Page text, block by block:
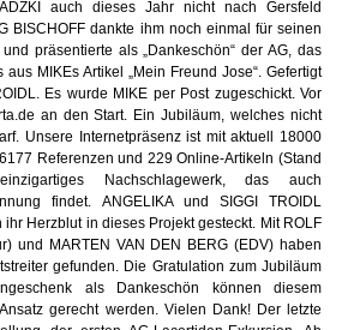
auch dieses Jahr nicht nach Gersfeld
BISCHOFF dankte ihm noch einmal für seinen
präsentierte als „Dankeschön“ der AG, das
MIKEs Artikel „Mein Freund Jose“. Gefertigt
Es wurde MIKE per Post zugeschickt. Vor
an den Start. Ein Jubiläum, welches nicht
Unsere Internetpräsenz ist mit aktuell 18000
Referenzen und 229 Online-Artikeln (Stand
Nachschlagewerk, das auch
findet. ANGELIKA und SIGGI TROIDL
Herzblut in dieses Projekt gesteckt. Mit ROLF
und MARTEN VAN DEN BERG (EDV) haben
gefunden. Die Gratulation zum Jubiläum
als Dankeschön können diesem
gerecht werden. Vielen Dank! Der letzte